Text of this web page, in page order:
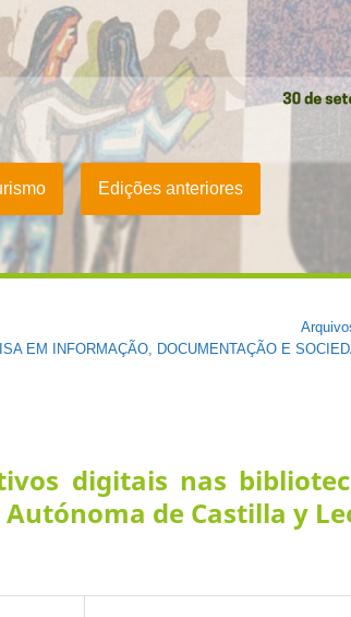
Edições anteriores
EM INFORMAÇÃO, DOCUMENTAÇÃO E
digitais nas
de Castilla y